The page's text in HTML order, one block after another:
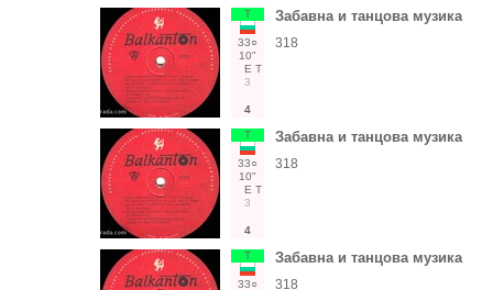
Т
33○
10"
Е Т
3
4
Забавна и танцова музика
318
Т
33○
10"
Е Т
3
4
Забавна и танцова музика
318
Т
33○
Забавна и танцова музика
318